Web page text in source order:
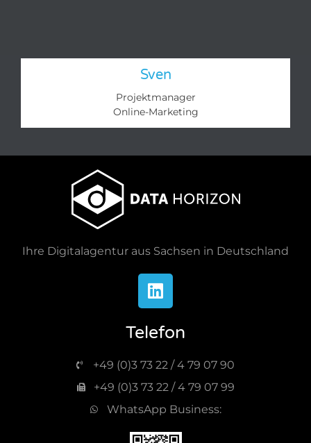
Sven
Projektmanager
Online-Marketing​
Ihre Digitalagentur aus Sachsen in Deutschland
Telefon
+49 (0)3 73 22 / 4 79 07 90
+49 (0)3 73 22 / 4 79 07 99
WhatsApp Business: